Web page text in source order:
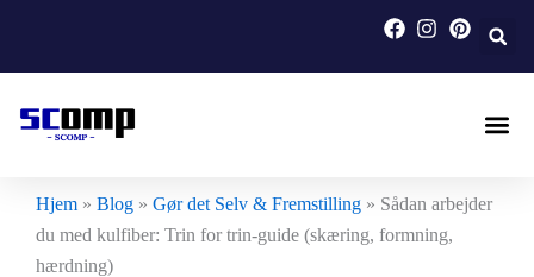
indholdet
Hjem » Blog » Gør det Selv & Fremstilling » Sådan arbejder
du med kulfiber: Trin for trin-guide (skæring, formning,
hærdning)